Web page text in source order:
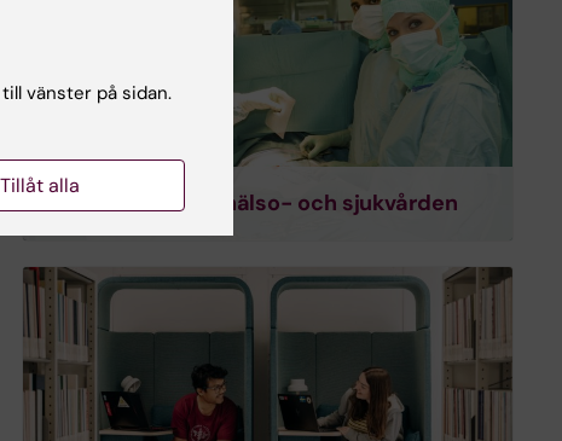
Samarbete med hälso- och sjukvården
vänster på sidan.
Tillåt alla